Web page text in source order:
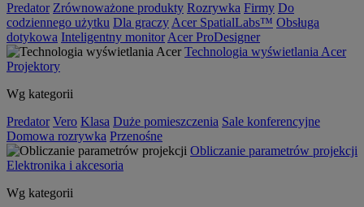
Predator Zrównoważone produkty Rozrywka Firmy Do
codziennego użytku Dla graczy Acer SpatialLabs™ Obsługa
dotykowa Inteligentny monitor Acer ProDesigner
Technologia wyświetlania Acer
Projektory
Wg kategorii
Predator Vero Klasa Duże pomieszczenia Sale konferencyjne
Domowa rozrywka Przenośne
Obliczanie parametrów projekcji
Elektronika i akcesoria
Wg kategorii